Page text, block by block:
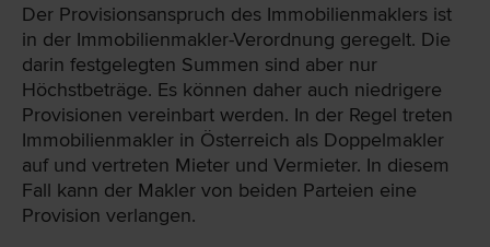
Der Provisionsanspruch des Immobilienmaklers ist
in der Immobilienmakler-Verordnung geregelt. Die
darin festgelegten Summen sind aber nur
Höchstbeträge. Es können daher auch niedrigere
Provisionen vereinbart werden. In der Regel treten
Immobilienmakler in Österreich als Doppelmakler
auf und vertreten Mieter und Vermieter. In diesem
Fall kann der Makler von beiden Parteien eine
Provision verlangen.